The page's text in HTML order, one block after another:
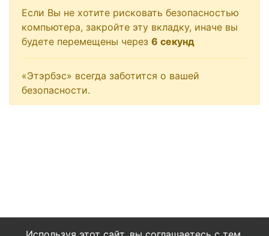
Если Вы не хотите рисковать безопасностью
компьютера, закройте эту вкладку, иначе вы
будете перемещены через 6 секунд
«Этэрбэс» всегда заботится о вашей
безопасности.